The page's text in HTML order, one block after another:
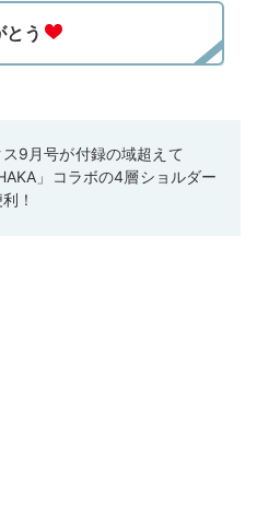
9月号が付録の域超えて
」コラボの4層ショルダー
！